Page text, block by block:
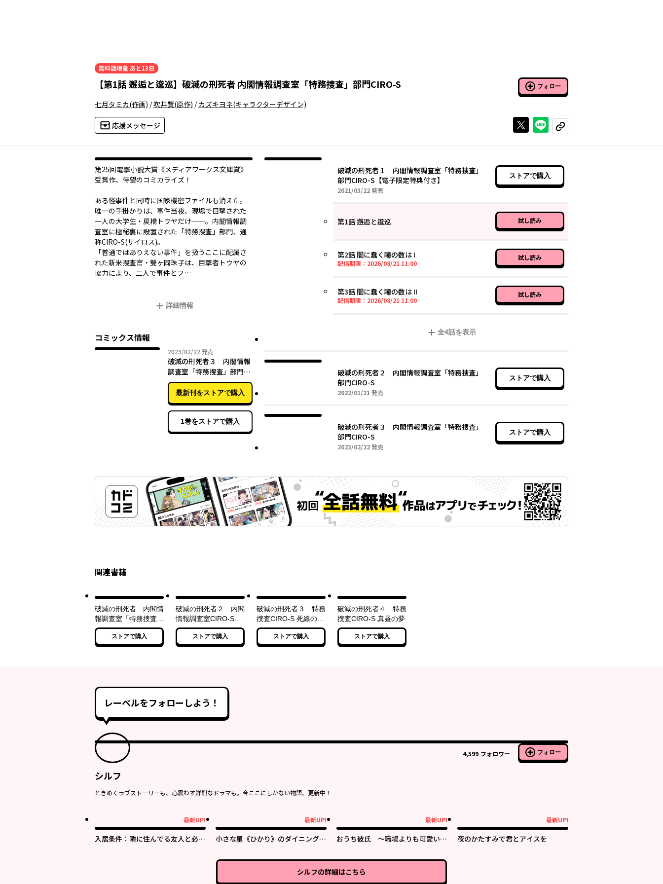
無料話増量 あと13日
【第1話 邂逅と逡巡】 破滅の刑死者 内閣情報調査室「特務捜査」部門CIRO-S フォロー
七月タミカ(作画) /吹井賢(原作) /カズキヨネ(キャラクターデザイン)
応援メッセージ Xで投稿するラインでシェアする
コピーする
第25回電撃小説大賞《メディアワークス文庫賞》
受賞作、待望のコミカライズ！
ある怪事件と同時に国家機密ファイルも消えた。
唯一の手掛かりは、事件当夜、現場で目撃された
一人の大学生・戻橋トウヤだけ──。内閣情報調
査室に極秘裏に設置された「特務捜査」部門、通
称CIRO-S(サイロス)。
「普通ではありえない事件」を扱うここに配属さ
れた新米捜査官・雙ヶ岡珠子は、目撃者トウヤの
協力により、二人で事件とフ…
詳細情報
コミックス情報
2023/02/22 2023年02月22日
発売
破滅の刑死者３ 内閣情報
調査室「特務捜査」部門
CIRO-S
最新刊をストアで購入
1巻をストアで購入
破滅の刑死者１ 内閣情報調査室「特務捜査」
部門CIRO-S【電子限定特典付き】
2021/03/222021年03月22日
発売
ストアで購入
第1話 邂逅と逡巡 試し読み
第2話 闇に蠢く瞳の数は I
配信期限： 2026/08/21 11:002026年08月21日 11時00分
試し読み
第3話 闇に蠢く瞳の数は II
配信期限： 2026/08/21 11:002026年08月21日 11時00分
試し読み
全4話を表示
破滅の刑死者２ 内閣情報調査室「特務捜査」
部門CIRO-S
2022/01/21 2022年01月21日
発売
ストアで購入
破滅の刑死者３ 内閣情報調査室「特務捜査」
部門CIRO-S
2023/02/222023年02月22日
発売
ストアで購入
関連書籍
破滅の刑死者 内閣情
報調査室「特務捜査」
部門CIRO-S
ストアで購入
破滅の刑死者２ 内閣
情報調査室CIRO-S第
四班
ストアで購入
破滅の刑死者３ 特務
捜査CIRO-S 死線の到
達点
ストアで購入
破滅の刑死者４ 特務
捜査CIRO-S 真昼の夢
ストアで購入
レーベルをフォローしよう！
4,599 フォロワー フォロー
シルフ
ときめくラブストーリーも、心震わす鮮烈なドラマも。今ここにしかない物語、更新中！
最新UP!
入居条件：隣に住んでる友人と必ず
最新UP!
小さな星《ひかり》のダイニング
最新UP!
おうち彼氏 ～職場よりも可愛いあ
最新UP!
夜のかたすみで君とアイスを
シルフの詳細はこちら